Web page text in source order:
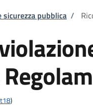
sicurezza pubblica /
)